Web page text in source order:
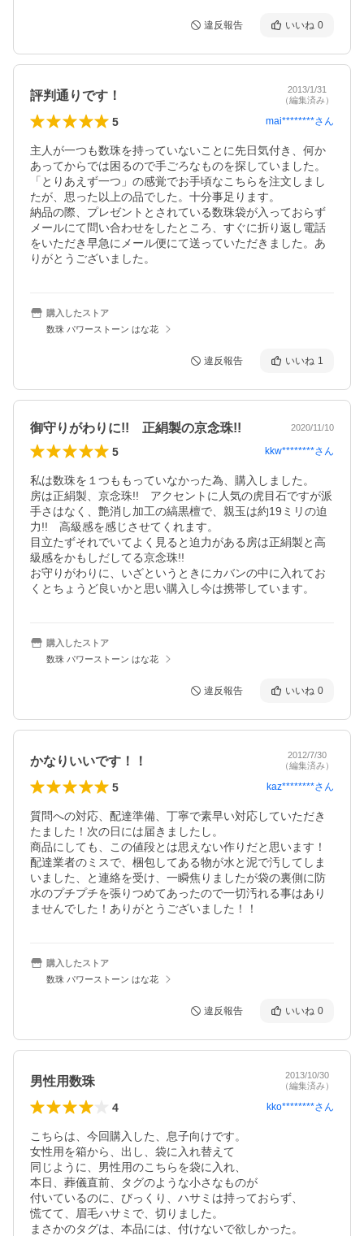
違反報告 いいね 0
評判通りです！
2013/1/31
（編集済み）
5 mai********さん
主人が一つも数珠を持っていないことに先日気付き、何か
あってからでは困るので手ごろなものを探していました。
「とりあえず一つ」の感覚でお手頃なこちらを注文しまし
たが、思った以上の品でした。十分事足ります。
納品の際、プレゼントとされている数珠袋が入っておらず
メールにて問い合わせをしたところ、すぐに折り返し電話
をいただき早急にメール便にて送っていただきました。あ
りがとうございました。
購入したストア
数珠 パワーストーン はな花
違反報告 いいね 1
御守りがわりに!! 正絹製の京念珠!! 2020/11/10
5 kkw********さん
私は数珠を１つももっていなかった為、購入しました。
房は正絹製、京念珠!!　アクセントに人気の虎目石ですが派
手さはなく、艶消し加工の縞黒檀で、親玉は約19ミリの迫
力!!　高級感を感じさせてくれます。
目立たずそれでいてよく見ると迫力がある房は正絹製と高
級感をかもしだしてる京念珠!!
お守りがわりに、いざというときにカバンの中に入れてお
くとちょうど良いかと思い購入し今は携帯しています。
購入したストア
数珠 パワーストーン はな花
違反報告 いいね 0
かなりいいです！！
2012/7/30
（編集済み）
5 kaz********さん
質問への対応、配達準備、丁寧で素早い対応していただき
たました！次の日には届きましたし。
商品にしても、この値段とは思えない作りだと思います！
配達業者のミスで、梱包してある物が水と泥で汚してしま
いました、と連絡を受け、一瞬焦りましたが袋の裏側に防
水のプチプチを張りつめてあったので一切汚れる事はあり
ませんでした！ありがとうございました！！
購入したストア
数珠 パワーストーン はな花
違反報告 いいね 0
男性用数珠
2013/10/30
（編集済み）
4 kko********さん
こちらは、今回購入した、息子向けです。
女性用を箱から、出し、袋に入れ替えて
同じように、男性用のこちらを袋に入れ、
本日、葬儀直前、タグのような小さなものが
付いているのに、びっくり、ハサミは持っておらず、
慌てて、眉毛ハサミで、切りました。
まさかのタグは、本品には、付けないで欲しかった。